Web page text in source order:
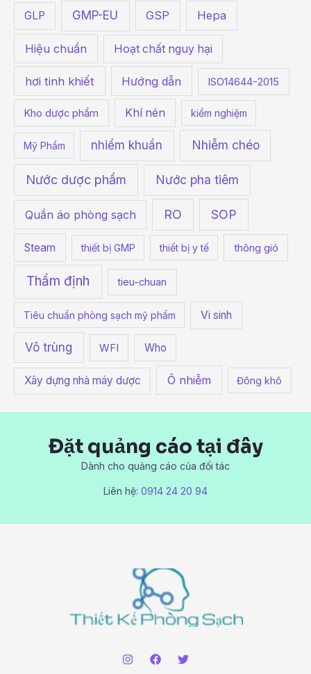
GLP GMP-EU GSP Hepa
Hiệu chuẩn Hoạt chất nguy hại
hơi tinh khiết Hướng dẫn ISO14644-2015
Kho dược phẩm Khí nén kiểm nghiệm
Mỹ Phẩm nhiểm khuẩn Nhiễm chéo
Nước dược phẩm Nước pha tiêm
Quần áo phòng sạch RO SOP
Steam thiết bị GMP thiết bị y tế thông gió
Thẩm định tieu-chuan
Tiêu chuẩn phòng sạch mỹ phẩm Vi sinh
Vô trùng WFI Who
Xây dựng nhà máy dược Ô nhiễm Đông khô
Đặt quảng cáo tại đây
Dành cho quảng cáo của đối tác
Liên hệ: 0914 24 20 94